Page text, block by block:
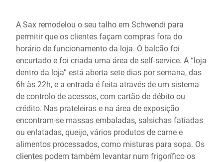
A Sax remodelou o seu talho em Schwendi para
permitir que os clientes façam compras fora do
horário de funcionamento da loja. O balcão foi
encurtado e foi criada uma área de self-service. A “loja
dentro da loja” está aberta sete dias por semana, das
6h às 22h, e a entrada é feita através de um sistema
de controlo de acessos, com cartão de débito ou
crédito. Nas prateleiras e na área de exposição
encontram-se massas embaladas, salsichas fatiadas
ou enlatadas, queijo, vários produtos de carne e
alimentos processados, como misturas para sopa. Os
clientes podem também levantar num frigorífico os